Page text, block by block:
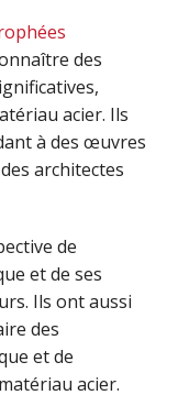
des
acier. Ils
à des œuvres
architectes
de
et de ses
Ils ont aussi
des
et de
acier.